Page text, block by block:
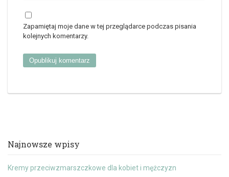
Zapamiętaj moje dane w tej przeglądarce podczas pisania
kolejnych komentarzy.
Najnowsze wpisy
Kremy przeciwzmarszczkowe dla kobiet i mężczyzn